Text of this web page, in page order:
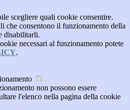
scegliere quali cookie consentire.
che consentono il funzionamento della
disabilitarli.
necessari al funzionamento potete
.
non possono essere
l'elenco nella pagina della cookie